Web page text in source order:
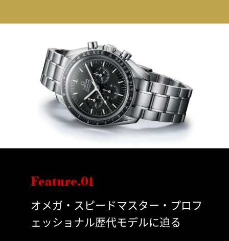
Feature.01
オメガ・スピードマスター・プロフ
ェッショナル歴代モデルに迫る